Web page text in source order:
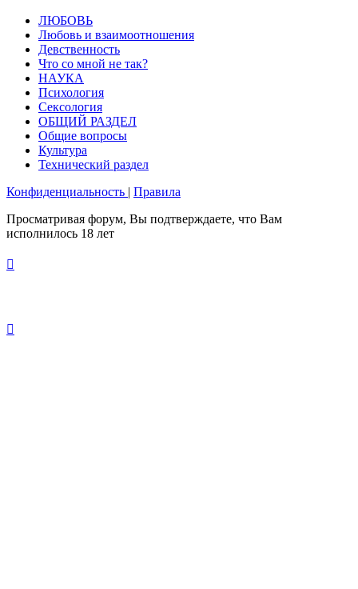
ЛЮБОВЬ
Любовь и взаимоотношения
Девственность
Что со мной не так?
НАУКА
Психология
Сексология
ОБЩИЙ РАЗДЕЛ
Общие вопросы
Культура
Технический раздел
Конфиденциальность | Правила
Просматривая форум, Вы подтверждаете, что Вам
исполнилось 18 лет